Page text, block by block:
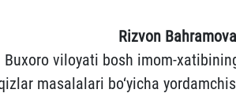
Rizvon
Buxoro viloyati bosh imom-
masalalari bo‘yicha